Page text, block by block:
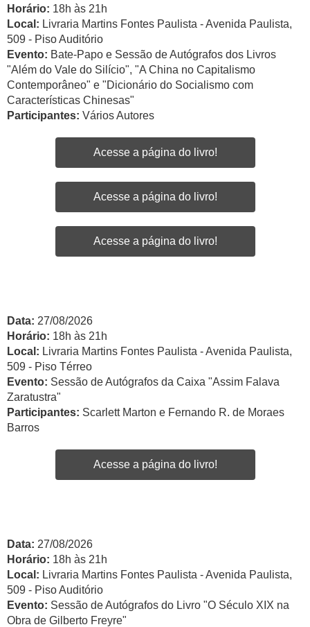
Horário: 18h às 21h
Local: Livraria Martins Fontes Paulista - Avenida Paulista,
509 - Piso Auditório
Evento: Bate-Papo e Sessão de Autógrafos dos Livros
"Além do Vale do Silício", "A China no Capitalismo
Contemporâneo" e "Dicionário do Socialismo com
Características Chinesas"
Participantes: Vários Autores
Acesse a página do livro!
Acesse a página do livro!
Acesse a página do livro!
Data: 27/08/2026
Horário: 18h às 21h
Local: Livraria Martins Fontes Paulista - Avenida Paulista,
509 - Piso Térreo
Evento: Sessão de Autógrafos da Caixa "Assim Falava
Zaratustra"
Participantes: Scarlett Marton e Fernando R. de Moraes
Barros
Acesse a página do livro!
Data: 27/08/2026
Horário: 18h às 21h
Local: Livraria Martins Fontes Paulista - Avenida Paulista,
509 - Piso Auditório
Evento: Sessão de Autógrafos do Livro "O Século XIX na
Obra de Gilberto Freyre"